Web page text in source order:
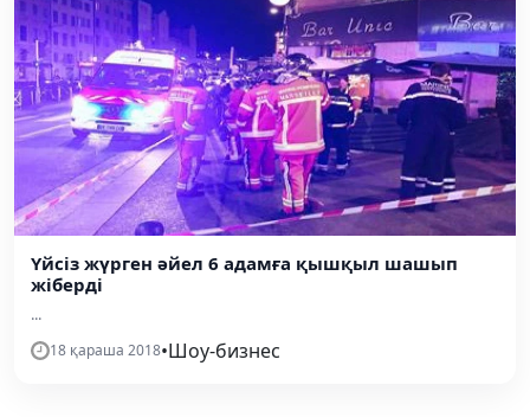
Үйсіз жүрген әйел 6 адамға қышқыл шашып
жіберді
...
18 қараша 2018•Шоу-бизнес